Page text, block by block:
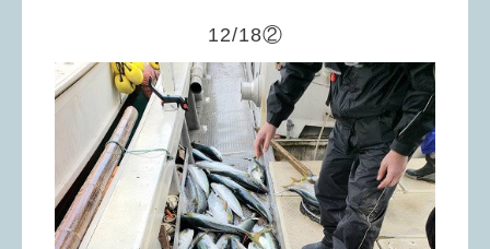
12/18②